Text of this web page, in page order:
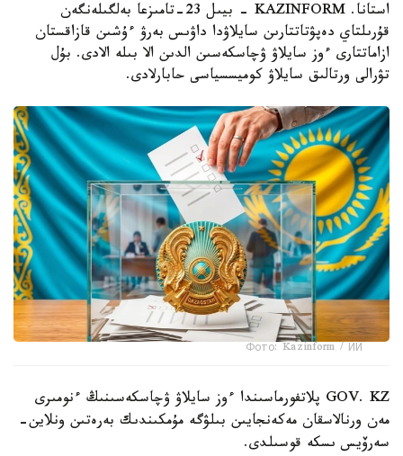
استانا. KAZINFORM - بيىل 23-تامىزعا بەلگىلەنگەن
قۇرىلتاي دەپۋتاتتارىن سايلاۋدا داۋىس بەرۋ ءۇشىن قازاقستان
ازاماتتارى ءوز سايلاۋ ۋچاسكەسىن الدىن الا بىلە الادى. بۇل
تۋرالى ورتالىق سايلاۋ كوميسسياسى حابارلادى.
Фото: Kazinform / ИИ
GOV. KZ پلاتفورماسىندا ءوز سايلاۋ ۋچاسكەسىنىڭ ءنومىرى
مەن ورنالاسقان مەكەنجايىن بىلۋگە مۇمكىندىك بەرەتىن ونلاين-
سەرۆيس ىسكە قوسىلدى.